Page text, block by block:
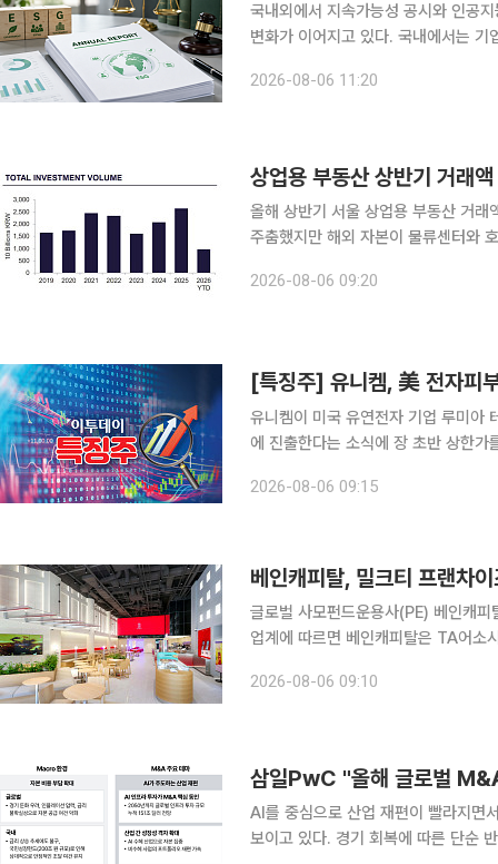
국내외에서 지속가능성 공시와 인공
변화가 이어지고 있다. 국내에서는 기
달 기준을 마련하고 기업용 지붕형
2026-08-06 11:20
상업용 부동산 상반기 거
올해 상반기 서울 상업용 부동산 거
주춤했지만 해외 자본이 물류센터와
표한 ‘2026년 2분기 서울 투자 시장
2026-08-06 09:20
[특징주] 유니켐, 美 전자피
유니켐이 미국 유연전자 기업 루미아
에 진출한다는 소식에 장 초반 상한가를 기록했다. 6일 한국거래소에 따
욕 브루클린에 본사를 둔 유연전자 딥
2026-08-06 09:15
베인캐피탈, 밀크티 프랜차이
글로벌 사모펀드운용사(PE) 베인캐피탈이 밀
업계에 따르면 베인캐피탈은 TA어소
알려졌다. 거래 완결(딜 클로징)
2026-08-06 09:10
삼일PwC "올해 글로벌
AI를 중심으로 산업 재편이 빨라지면
보이고 있다. 경기 회복에 따른 단순